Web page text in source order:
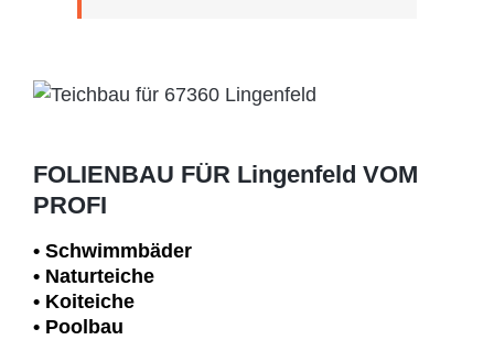
FOLIENBAU FÜR Lingenfeld VOM
PROFI
• Schwimm­bäder
• Naturteiche
• Koiteiche
• Poolbau